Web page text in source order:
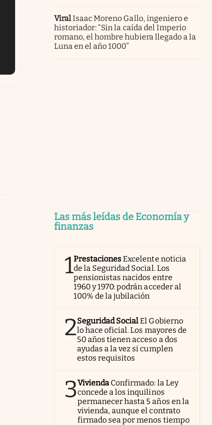
ViralIsaac Moreno Gallo, ingeniero e
historiador: “Sin la caída del Imperio
romano, el hombre hubiera llegado a la
Luna en el año 1000”
Las más leídas de Economía y
finanzas
1PrestacionesExcelente noticia
de la Seguridad Social. Los
pensionistas nacidos entre
1960 y 1970: podrán acceder al
100% de la jubilación
2Seguridad SocialEl Gobierno
lo hace oficial. Los mayores de
50 años tienen acceso a dos
ayudas a la vez si cumplen
estos requisitos
3Vivienda Confirmado: la Ley
concede a los inquilinos
permanecer hasta 5 años en la
vivienda, aunque el contrato
firmado sea por menos tiempo